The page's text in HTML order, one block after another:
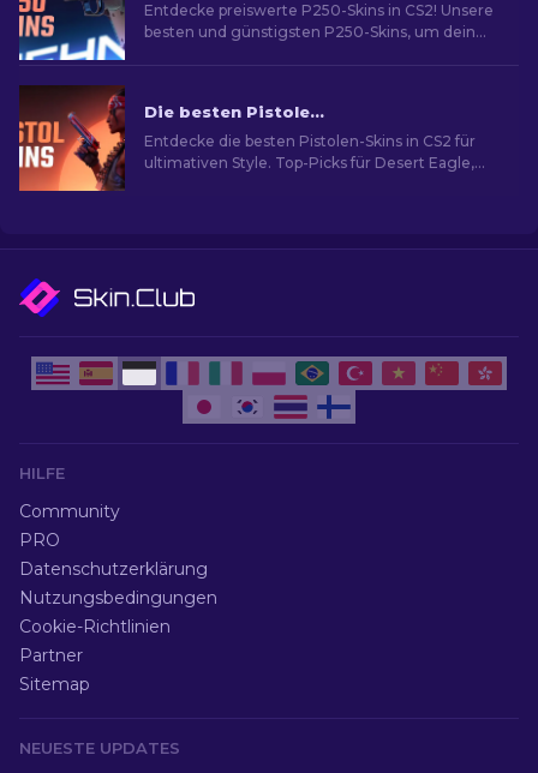
Entdecke preiswerte P250-Skins in CS2! Unsere
besten und günstigsten P250-Skins, um dein
Die besten Pistolen-Skins in CS2 [2026]
Entdecke die besten Pistolen-Skins in CS2 für
ultimativen Style. Top-Picks für Desert Eagle,
HILFE
Community
PRO
Datenschutzerklärung
Nutzungsbedingungen
Cookie-Richtlinien
Partner
Sitemap
NEUESTE UPDATES